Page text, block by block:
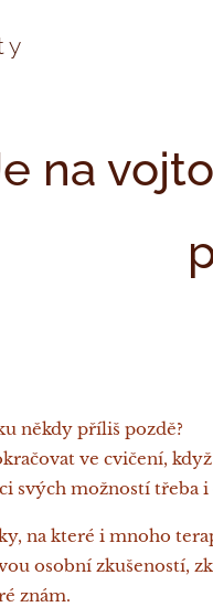
na
někdy příliš pozdě?
ve cvičení,
svých možností třeba i
na které i mnoho
osobní zkušeností,
znám.